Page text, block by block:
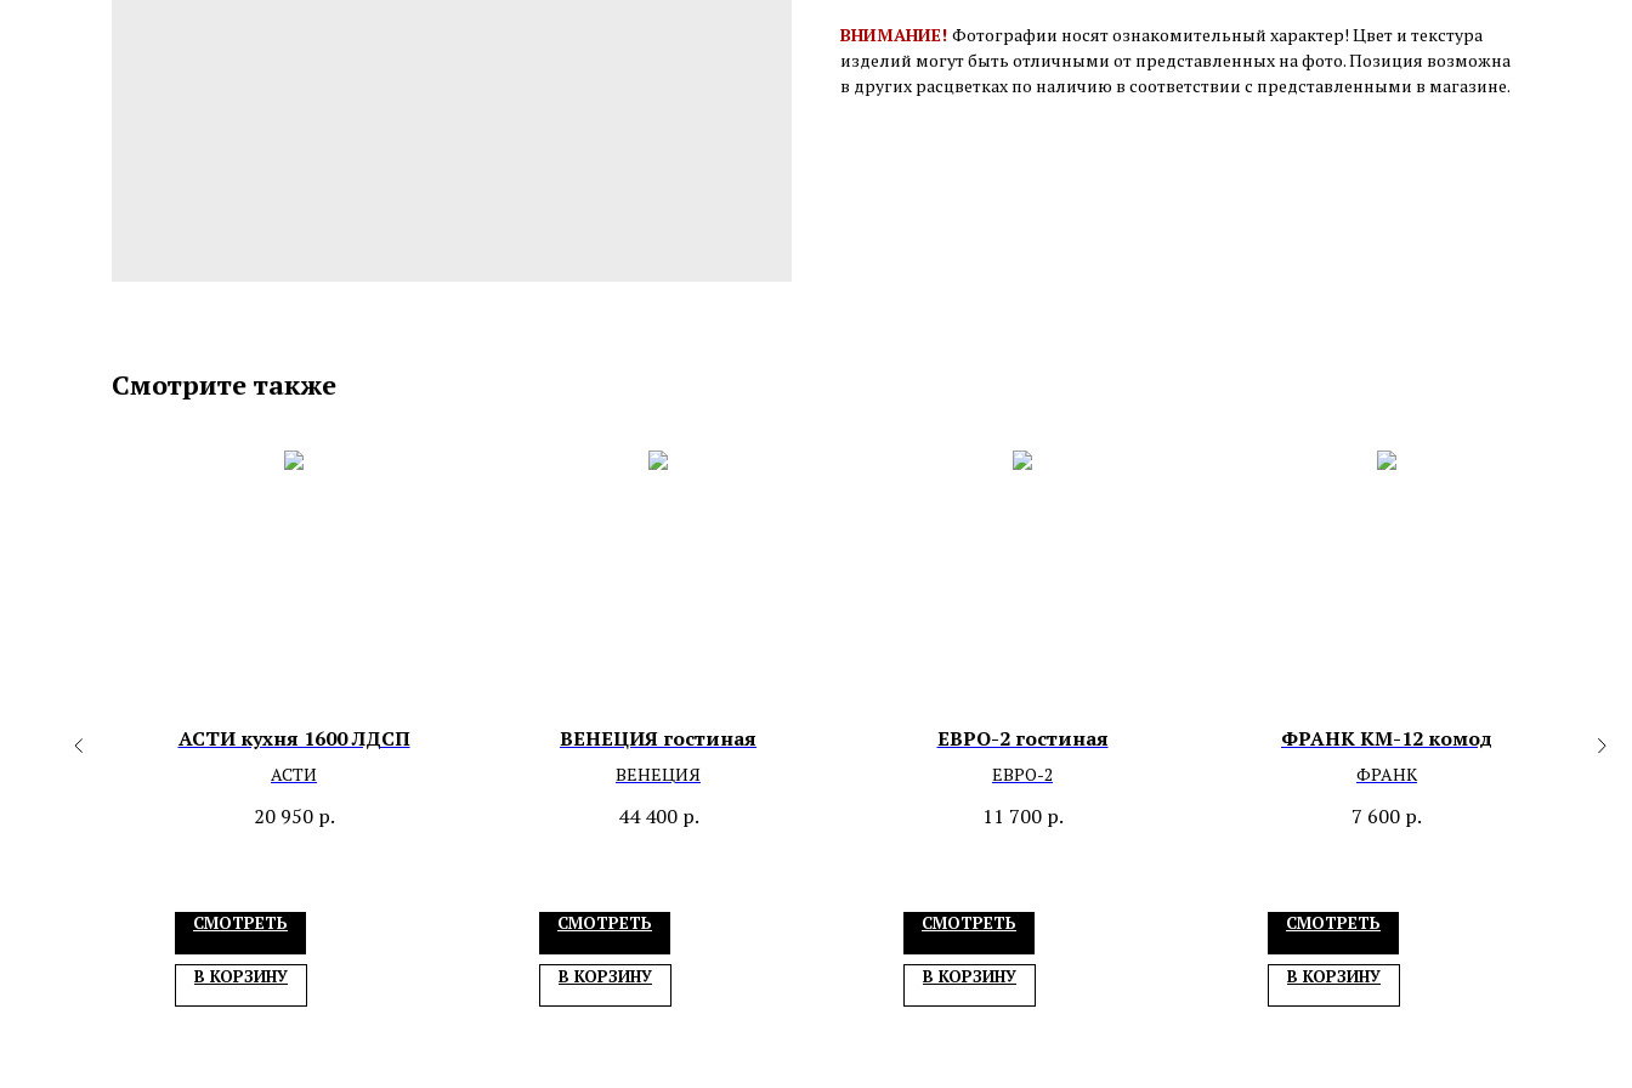
ВНИМАНИЕ! Фотографии носят ознакомительный характер! Цвет и текстура
изделий могут быть отличными от представленных на фото. Позиция возможна
в других расцветках по наличию в соответствии с представленными в магазине.
Смотрите также
АСТИ кухня 1600 ЛДСП
АСТИ
20 950 р.
СМОТРЕТЬ
В КОРЗИНУ
ВЕНЕЦИЯ гостиная
ВЕНЕЦИЯ
44 400 р.
СМОТРЕТЬ
В КОРЗИНУ
ЕВРО-2 гостиная
ЕВРО-2
11 700 р.
СМОТРЕТЬ
В КОРЗИНУ
ФРАНК КМ-12 комод
ФРАНК
7 600 р.
СМОТРЕТЬ
В КОРЗИНУ